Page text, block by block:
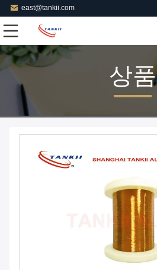
east@tankii.com
상품